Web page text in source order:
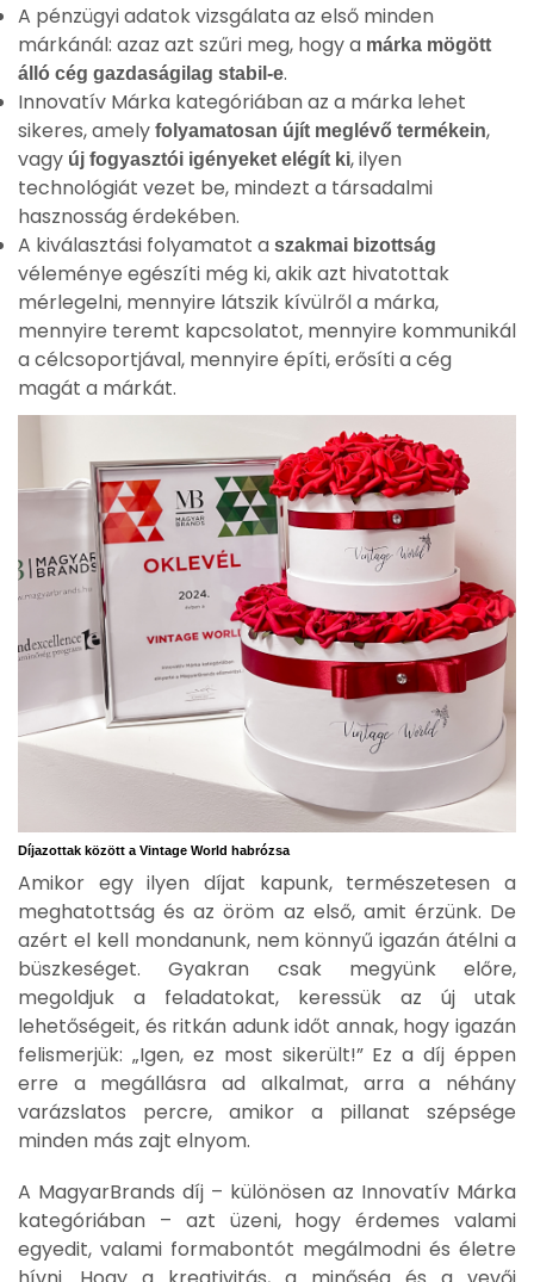
A pénzügyi adatokvizsgálata az első minden
márkánál: azaz azt szűri meg, hogy a márka mögött
álló cég gazdaságilag stabil-e.
Innovatív Márka kategóriában az a márka lehet
sikeres, amely folyamatosan újít meglévő termékein,
vagy új fogyasztói igényeket elégít ki, ilyen
technológiát vezet be, mindezt a társadalmi
hasznosság érdekében.
A kiválasztási folyamatot a szakmai bizottság
véleménye egészíti még ki,akik azt hivatottak
mérlegelni, mennyire látszik kívülről a márka,
mennyire teremt kapcsolatot, mennyire kommunikál
a célcsoportjával, mennyire építi, erősíti a cég
magát a márkát.
Díjazottak között a Vintage World habrózsa
Amikor egy ilyen díjat kapunk, természetesen a
meghatottság és az öröm az első, amit érzünk. De
azért el kell mondanunk, nem könnyű igazán átélni a
büszkeséget. Gyakran csak megyünk előre,
megoldjuk a feladatokat, keressük az új utak
lehetőségeit, és ritkán adunk időt annak, hogy igazán
felismerjük: „Igen, ez most sikerült!” Ez a díj éppen
erre a megállásra ad alkalmat, arra a néhány
varázslatos percre, amikor a pillanat szépsége
minden más zajt elnyom.
A MagyarBrands díj – különösen az Innovatív Márka
kategóriában – azt üzeni, hogy érdemes valami
egyedit, valami formabontót megálmodni és életre